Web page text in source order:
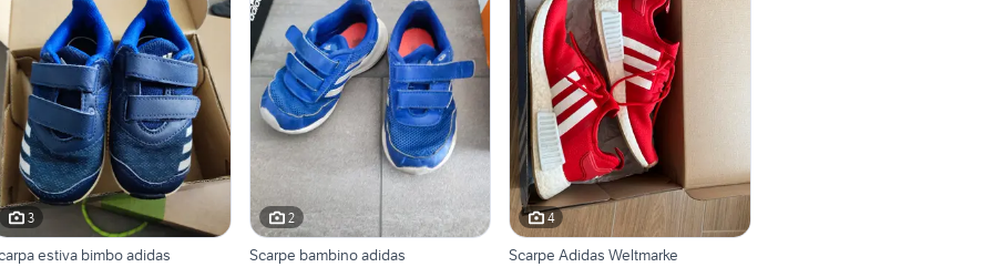
3
estiva bimbo adidas
2
Scarpe bambino adidas
4
Scarpe Adidas Weltmarke